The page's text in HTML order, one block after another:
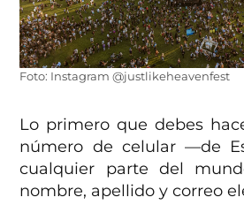
Foto: Instagram @justlikeheavenfest
Lo primero que debes
número de celular —de
cualquier parte del
nombre, apellido y correo